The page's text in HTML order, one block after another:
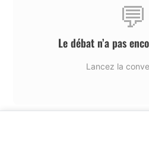
💬
Le débat n’a pas
Lancez la